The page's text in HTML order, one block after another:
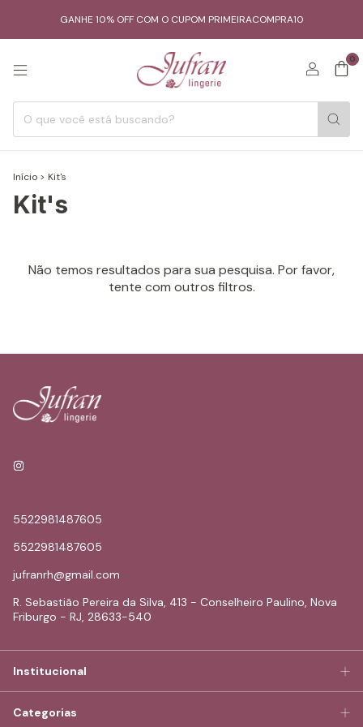
GANHE 10% OFF COM O CUPOM PRIMEIRACOMPRA10
0
Início > Kit's
Kit's
Não temos resultados para sua pesquisa. Por favor,
tente com outros filtros.
5522981487605
5522981487605
jufranrh@gmail.com
R. Sebastião Pereira da Silva, 413 - Conselheiro Paulino, Nova
Friburgo - RJ, 28633-540
Institucional
Categorias